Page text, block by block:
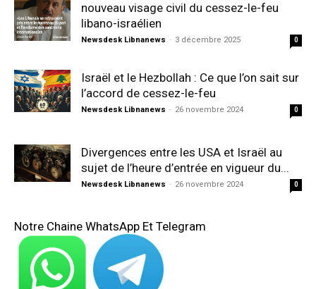
nouveau visage civil du cessez-le-feu
libano-israélien
Newsdesk Libnanews - 3 décembre 2025 0
Israël et le Hezbollah : Ce que l’on sait sur
l’accord de cessez-le-feu
Newsdesk Libnanews - 26 novembre 2024 0
Divergences entre les USA et Israël au
sujet de l’heure d’entrée en vigueur du...
Newsdesk Libnanews - 26 novembre 2024 0
Notre Chaine WhatsApp Et Telegram